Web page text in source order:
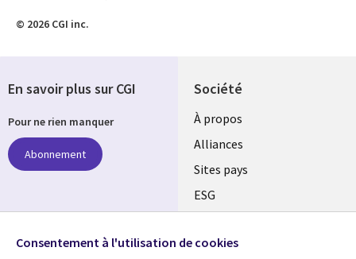
© 2026 CGI inc.
Société
À propos
Alliances
Sites pays
ESG
Fusions
En savoir plus sur CGI
Pour ne rien manquer
Abonnement
Suivez-nous
Consentement à l'utilisation de cookies